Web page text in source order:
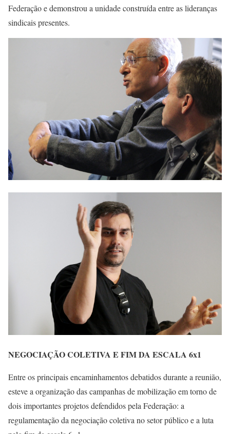
Federação e demonstrou a unidade construída entre as lideranças
sindicais presentes.
NEGOCIAÇÃO COLETIVA E FIM DA ESCALA 6x1
Entre os principais encaminhamentos debatidos durante a reunião,
esteve a organização das campanhas de mobilização em torno de
dois importantes projetos defendidos pela Federação: a
regulamentação da negociação coletiva no setor público e a luta